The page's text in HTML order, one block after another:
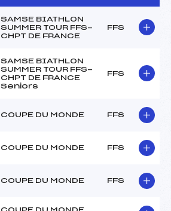
SAMSE BIATHLON
SUMMER TOUR FFS-
CHPT DE FRANCE
FFS
SAMSE BIATHLON
SUMMER TOUR FFS-
CHPT DE FRANCE
Seniors
FFS
COUPE DU MONDE FFS
COUPE DU MONDE FFS
COUPE DU MONDE FFS
COUPE DU MONDE